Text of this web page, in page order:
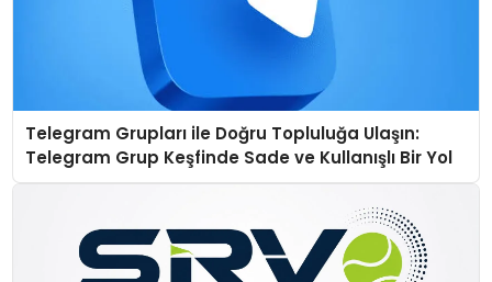
Telegram Grupları ile Doğru Topluluğa Ulaşın:
Telegram Grup Keşfinde Sade ve Kullanışlı Bir Yol